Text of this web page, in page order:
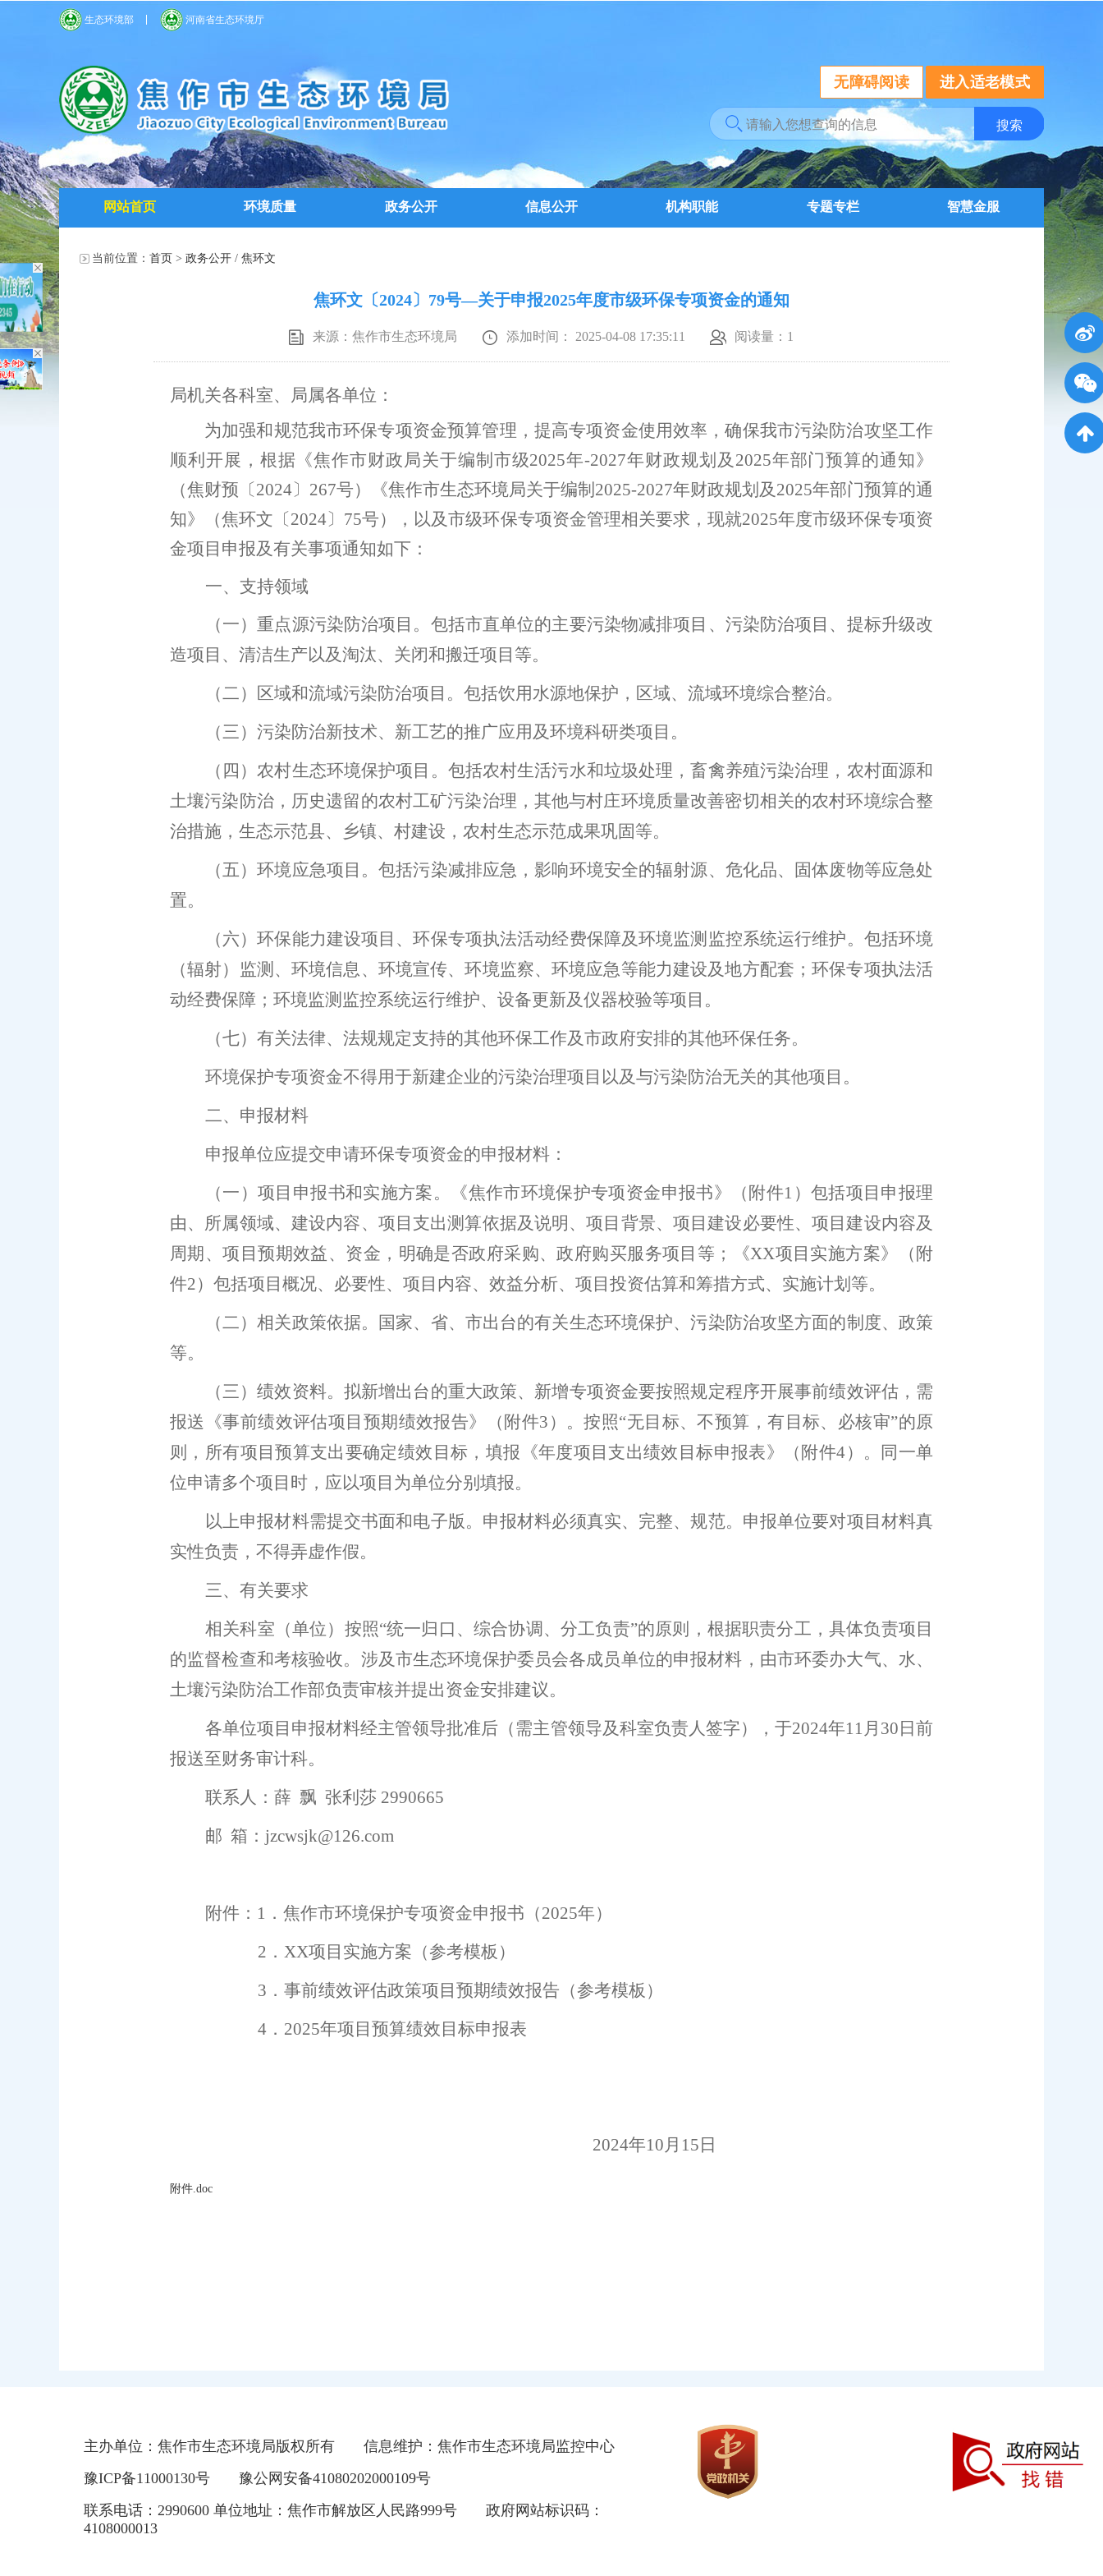
生态环境部 河南省生态环境厅
无障碍阅读 进入适老模式
网站首页 环境质量 政务公开 信息公开 机构职能 专题专栏 智慧金服
当前位置： 首页 > 政务公开 / 焦环文
焦环文〔2024〕79号—关于申报2025年度市级环保专项资金的通知
来源：焦作市生态环境局 添加时间： 2025-04-08 17:35:11 阅读量： 1
局机关各科室、局属各单位：
为加强和规范我市环保专项资金预算管理 ， 提高专项资金使用效率，确保我市污染防治攻坚工作
顺利开展， 根据 《焦作市财政局关于编制市级2025年-2027年财政规划及 2025年部门预算的通知》
（焦财预〔2024〕 267号）《焦作市生态环境局关于编制 2025-2027年财政规划及 2025年部门预算的通
知》
（焦环文〔2024〕 75号） ，以及市级环保专项资金管理相关要求，现就2025年度市级环保专项资
金项目申报及有关事项通知如下：
一、 支持领域
（一）重点源污染防治项目。 包括市直单位的主要污染物减排项目、污染防治项目、提标升级改
造项目、清洁生产以及淘汰、关闭和搬迁项目等。
（二）区域和流域污染防治项目。 包括饮用水源地保护，区域、流域环境综合整治。
（三）污染防治新技术、新工艺的推广应用及环境科研类项目。
（ 四）农村生态环境保护项目。 包括农村生活污水和垃圾处理，畜禽养殖污染治理 ， 农村面源和
土壤污染防治，历史遗留的农村工矿污染治理，其他与村庄环境质量改善密切相关的农村环境综合整
治措施，生态示范县、乡镇、村建设，农村生态示范成果巩固等。
（五）环境应急项目。包括污染减排应急，影响环境安全的辐射源、危化品、固体废物等应急处
置。
（六）环保能力建设项目、环保专项执法活动经费保障及环境监测监控系统运行维护。 包括环境
（辐射）监测、环境信息、环境宣传、环境监察、环境应急等能力建设及地方配套；环保专项执法活
动经费保障；环境监测监控系统运行维护、设备更新及仪器校验等项目。
（七）有关法律、法规规定支持的其他环保工作及市政府安排的其他环保任务。
环境保护专项资金不得用于新建企业的污染治理项目以及与污染防治无关的其他项目。
二、申报材料
申报单位应提交申请环保专项资金的申报材料：
（一）项目申报书和实施方案。 《焦作市环境保护专项资金申报书》（附件1 ）包括项目申报理
由、所属领域、建设内容、项目支出测算依据及说明、项目背景、项目建设必要性、项目建设内容及
周期、项目预期效益 、资金，明确是否政府采购、政府购买服务项目等；《XX项目实施方案》（附
件2）包括项目概况、必要性、项目内容、效益分析、项目投资估算和筹措方式、实施计划等。
（二）相关政策依据。
国家、省、市出台的有关生态环境保护、污染防治攻坚方面的制度、政策
等。
（三）绩效资料。 拟新增出台的重大政策、新增专项资金要按照规定程序开展事前绩效评估，需
报送《事前绩效评估项目预期绩效报告》 （附件3 ） 。按照“无目标、不预算，有目标、必核审”的原
则， 所有项目预算支出要确定绩效目标， 填报 《年度项目支出绩效目标申报表》（附件4）。同一单
位申请多个项目时，应以项目为单位分别填报。
以上申报材料需提交书面和电子版。申报材料必须真实、完整、规范。申报单位要对项目材料真
实性负责，不得弄虚作假。
三、有关要求
相关科室 （单位） 按照“统一归口、综合协调、分工负责”的原则，根据职责分工，具体负责项目
的监督检查和考核验收。涉及市生态环境保护委员会各成员单位的申报材料，由市环委办大气、水、
土壤污染防治工作部负责审核并提出资金安排建议。
各单位项目申报材料经主管领导批准后（需主管领导及科室负责人签字）， 于2024年11 月 30 日前
报送至财务审计科。
联系人：薛 飘 张利莎 2990665
邮 箱： jzcwsjk@126.com
附件： 1 ．焦作市环境保护专项资金申报书 （2025年）
2 ． XX项目实施方案（参考模板）
3 ．事前绩效评估政策项目预期绩效报告 （参考模板）
4 ． 2025年项目预算绩效目标申报表
2024年10月 15 日
附件.doc
主办单位：焦作市生态环境局版权所有
信息维护：焦作市生态环境局监控中心
豫ICP备11000130号
豫公网安备41080202000109号
联系电话：2990600 单位地址：焦作市解放区人民路999号
政府网站标识码：
4108000013